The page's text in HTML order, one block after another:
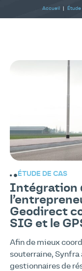
Accueil Étude
ÉTUDE DE CAS
Intégration
Geodirect
SIG et le
Afin de mieux
souterraine, Synfra
gestionnaires de